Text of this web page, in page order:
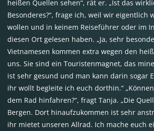
heißen Quellen sehen“, rät er. „Ist das
Besonderes?“, frage ich, weil wir eigentlich
wollen und in keinem Reiseführer oder im
diesen Ort gelesen haben. „Ja, sehr
Vietnamesen kommen extra wegen den
uns. Sie sind ein Touristenmagnet, das
ist sehr gesund und man kann darin sogar
ihr wollt begleite ich euch dorthin.“
dem Rad hinfahren?“, fragt Tanja. „Die
Bergen. Dort hinaufzukommen ist sehr
ihr mietet unseren Allrad. Ich mache euch